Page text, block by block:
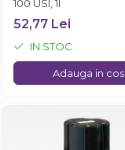
100 USI, 1l
52,77 Lei
IN STOC
Adauga in cos